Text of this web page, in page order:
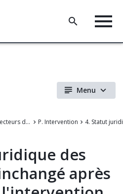
Menu
III. Principes directeurs de la procédure devant l'OEB P. Intervention
des
après